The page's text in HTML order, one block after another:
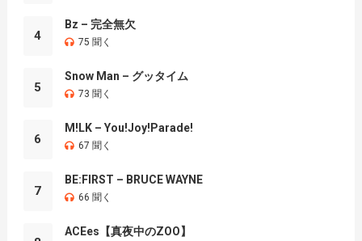
4
Bz – 完全無欠
75 聞く
5
Snow Man – グッタイム
73 聞く
6
M!LK – You!Joy!Parade!
67 聞く
7
BE:FIRST – BRUCE WAYNE
66 聞く
ACEes【真夜中のZOO】